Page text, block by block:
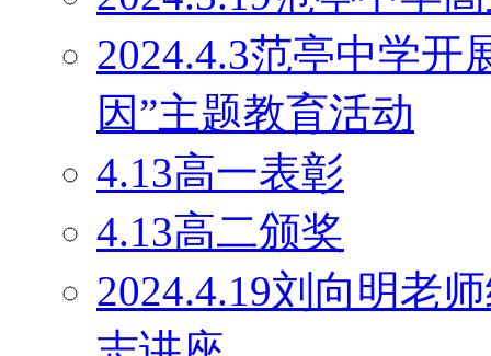
2024.4.3范亭中学开
因”主题教育活动
4.13高一表彰
4.13高二颁奖
2024.4.19刘向明老